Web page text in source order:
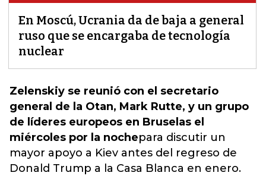
En Moscú, Ucrania da de baja a general
ruso que se encargaba de tecnología
nuclear
Zelenskiy se reunió con el secretario
general de la Otan, Mark Rutte, y un grupo
de líderes europeos en Bruselas el
miércoles por la nochepara discutir un
mayor apoyo a Kiev antes del regreso de
Donald Trump a la Casa Blanca en enero.